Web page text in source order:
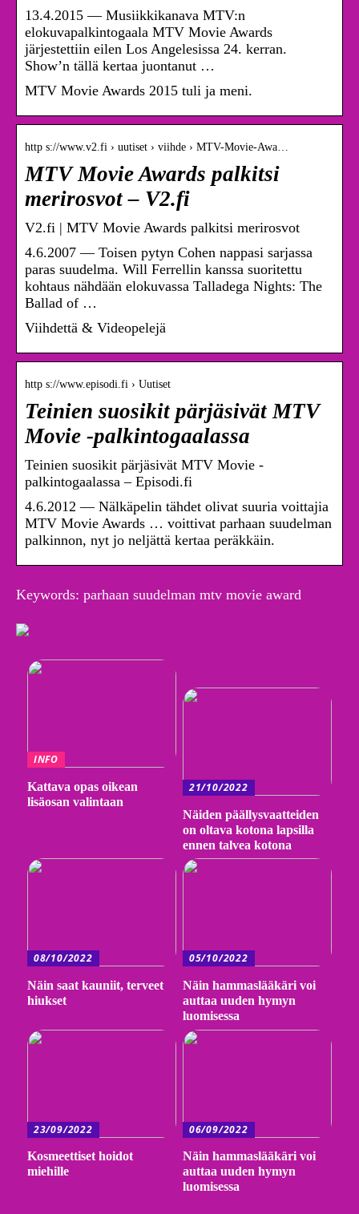
13.4.2015 — Musiikkikanava MTV:n
elokuvapalkintogaala MTV Movie Awards
järjestettiin eilen Los Angelesissa 24. kerran.
Show’n tällä kertaa juontanut …
MTV Movie Awards 2015 tuli ja meni.
http s://www.v2.fi › uutiset › viihde › MTV-Movie-Awa…
MTV Movie Awards palkitsi
merirosvot – V2.fi
V2.fi | MTV Movie Awards palkitsi merirosvot
4.6.2007 — Toisen pytyn Cohen nappasi sarjassa
paras suudelma. Will Ferrellin kanssa suoritettu
kohtaus nähdään elokuvassa Talladega Nights: The
Ballad of …
Viihdettä & Videopelejä
http s://www.episodi.fi › Uutiset
Teinien suosikit pärjäsivät MTV
Movie -palkintogaalassa
Teinien suosikit pärjäsivät MTV Movie -
palkintogaalassa – Episodi.fi
4.6.2012 — Nälkäpelin tähdet olivat suuria voittajia
MTV Movie Awards … voittivat parhaan suudelman
palkinnon, nyt jo neljättä kertaa peräkkäin.
Keywords: parhaan suudelman mtv movie award
INFO
Kattava opas oikean
lisäosan valintaan
21/10/2022
Näiden päällysvaatteiden
on oltava kotona lapsilla
ennen talvea kotona
08/10/2022
Näin saat kauniit, terveet
hiukset
05/10/2022
Näin hammaslääkäri voi
auttaa uuden hymyn
luomisessa
23/09/2022
Kosmeettiset hoidot
miehille
06/09/2022
Näin hammaslääkäri voi
auttaa uuden hymyn
luomisessa